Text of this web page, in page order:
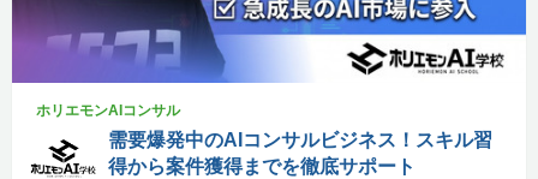
ホリエモンAIコンサル
需要爆発中のAIコンサルビジネス！スキル習
得から案件獲得までを徹底サポート